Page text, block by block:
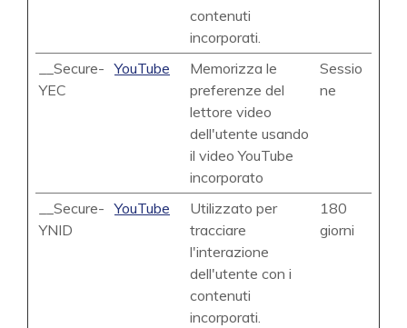
contenuti
incorporati.
__Secure-
YEC
YouTube
Memorizza le
preferenze del
lettore video
dell'utente usando
il video YouTube
incorporato
Sessio
ne
__Secure-
YNID
YouTube
Utilizzato per
tracciare
l'interazione
dell'utente con i
contenuti
incorporati.
180
giorni